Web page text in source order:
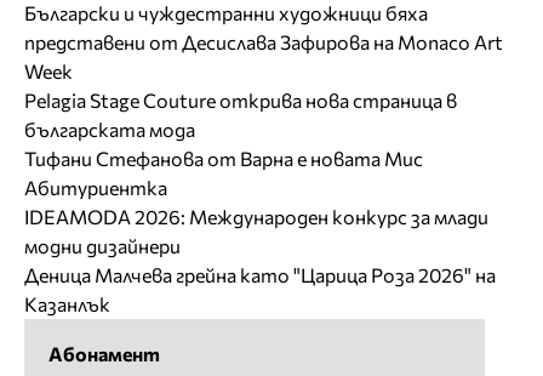
Български и чуждестранни художници бяха
представени от Десислава Зафирова на Monaco Art
Week
Pelagia Stage Couture открива нова страница в
българската мода
Тифани Стефанова от Варна е новата Мис
Абитуриентка
IDEAMODA 2026: Международен конкурс за млади
модни дизайнери
Деница Малчева грейна като "Царица Роза 2026" на
Казанлък
Абонамент